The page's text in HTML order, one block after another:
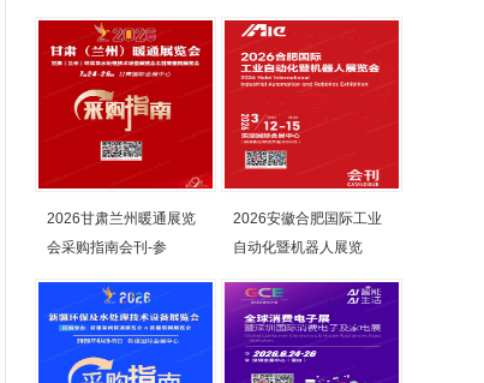
2026甘肃兰州暖通展览
会采购指南会刊-参
2026安徽合肥国际工业
自动化暨机器人展览